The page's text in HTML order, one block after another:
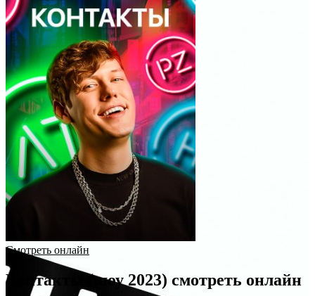
Смотреть онлайн
Контакты (шоу 2023) смотреть онлайн